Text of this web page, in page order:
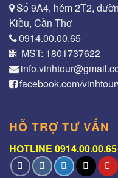
Số 9A4, hẻm 2T2,
Kiều, Cần Thơ
0914.00.00.65
MST: 1801737622
facebook.com/
HỖ TRỢ TƯ VẤN
HOTLINE 0914.00.00.65